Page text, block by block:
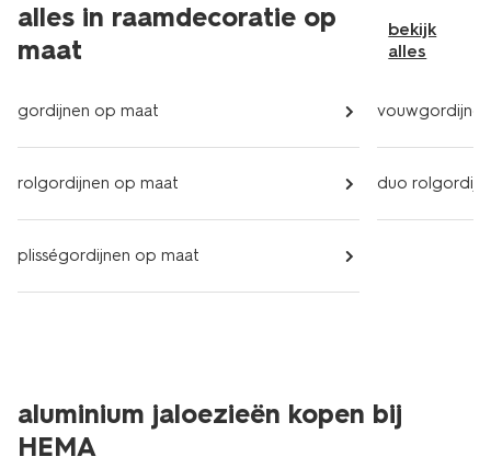
alles in raamdecoratie op
maat
bekijk
alles
gordijnen op maat
rolgordijnen op maat
plisségordijnen op maat
duo
aluminium jaloezieën kopen bij
HEMA